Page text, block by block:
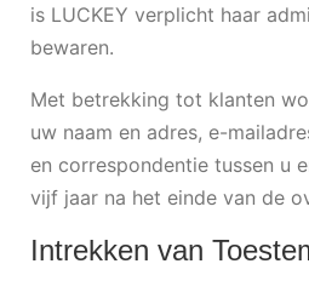
is LUCKEY verplicht haar
bewaren.
Met betrekking tot klanten
uw naam en adres, e-
en correspondentie tussen u
vijf jaar na het einde van de
Intrekken van